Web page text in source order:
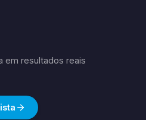
em resultados reais